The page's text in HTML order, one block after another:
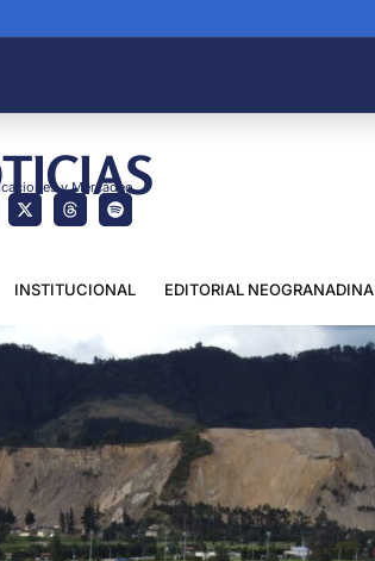
y Mercadeo
INSTITUCIONAL EDITORIAL NEOGRANADINA